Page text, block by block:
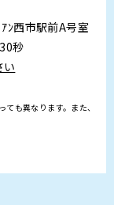
西市駅前A号室
秒
い
も異なります。また、